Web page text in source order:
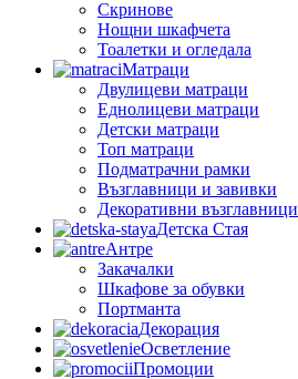
Скринове
Нощни шкафчета
Тоалетки и огледала
Матраци
Двулицеви матраци
Еднолицеви матраци
Детски матраци
Топ матраци
Подматрачни рамки
Възглавници и завивки
Декоративни възглавници
Детска Стая
Антре
Закачалки
Шкафове за обувки
Портманта
Декорация
Осветление
Промоции